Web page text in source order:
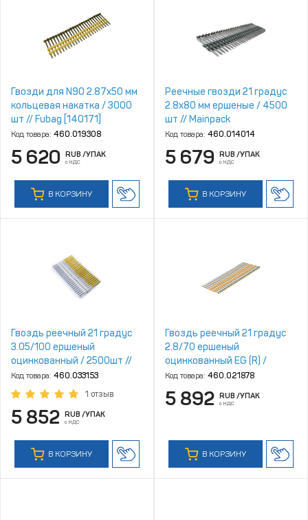
Гвозди для N90 2.87x50 мм
кольцевая накатка / 3000
шт // Fubag [140171]
Код товара: 460.019308
5 620 RUB /УПАК
с НДС
В КОРЗИНУ
Реечные гвозди 21 градус
2.8х80 мм ершеные / 4500
шт // Mainpack
Код товара: 460.014014
5 679 RUB /УПАК
с НДС
В КОРЗИНУ
Гвоздь реечный 21 градус
3.05/100 ершеный
оцинкованный / 2500шт //
FixPistols
Код товара: 460.033153
1 отзыв
5 852 RUB /УПАК
с НДС
В КОРЗИНУ
Гвоздь реечный 21 градус
2.8/70 ершеный
оцинкованный EG (R) /
6000шт
Код товара: 460.021878
5 892 RUB /УПАК
с НДС
В КОРЗИНУ